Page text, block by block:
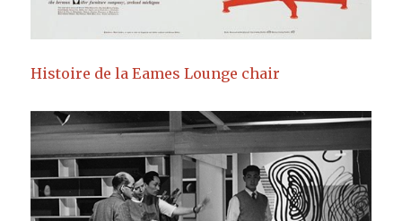
Histoire de la Eames Lounge chair